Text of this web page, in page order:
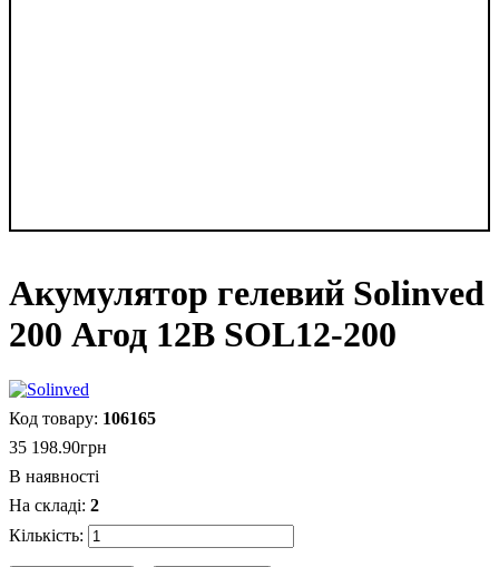
Акумулятор гелевий Solinved
200 Агод 12В SOL12-200
106165
35 198.90грн
В наявності
2